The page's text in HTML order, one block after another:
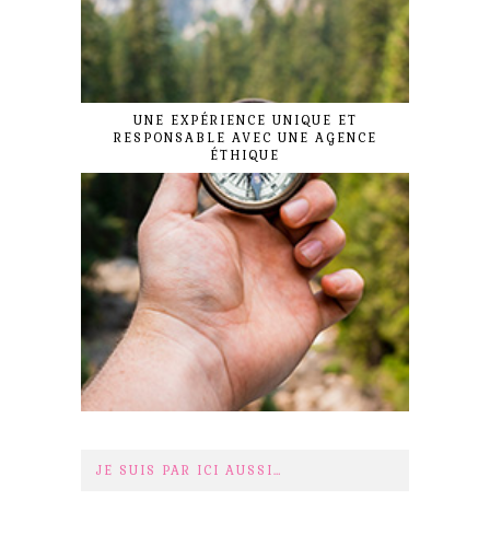
UNE EXPÉRIENCE UNIQUE ET
RESPONSABLE AVEC UNE AGENCE
ÉTHIQUE
JE SUIS PAR ICI AUSSI…